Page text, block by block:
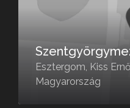
Esztergom, Kiss
Magyarország